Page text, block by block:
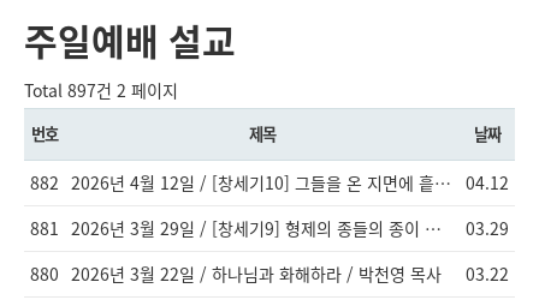
주일예배 설교
Total 897건 2 페이지
번호 제목 날짜
882 2026년 4월 12일 / [창세기10] 그들을 온 지면에 흩으셨으므로 / 이창엽 목사
04.12
881
2026년 3월 29일 / [창세기9] 형제의 종들의 종이 되기를 / 이창엽 목사
03.29
880 2026년 3월 22일 / 하나님과 화해하라 / 박천영 목사
03.22